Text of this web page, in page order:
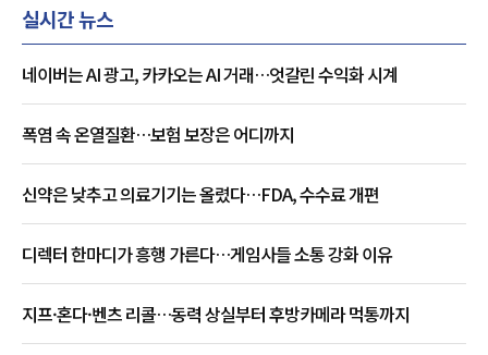
실시간 뉴스
네이버는 AI 광고, 카카오는 AI 거래…엇갈린 수익화 시계
폭염 속 온열질환…보험 보장은 어디까지
신약은 낮추고 의료기기는 올렸다…FDA, 수수료 개편
디렉터 한마디가 흥행 가른다…게임사들 소통 강화 이유
지프·혼다·벤츠 리콜…동력 상실부터 후방카메라 먹통까지